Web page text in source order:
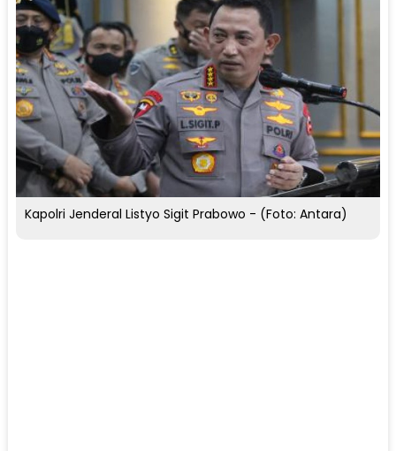
Kapolri Jenderal Listyo Sigit Prabowo - (Foto: Antara)